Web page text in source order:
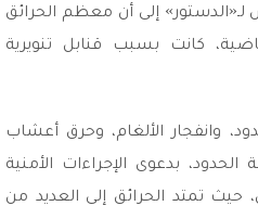
إلى أن معظم الحرائق
كانت بسبب قنابل تنويرية
وانفجار الألغام، وحرق أعشاب
بدعوى الإجراءات الأمنية
حيث تمتد الحرائق إلى العديد من